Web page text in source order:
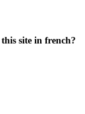
site in french?